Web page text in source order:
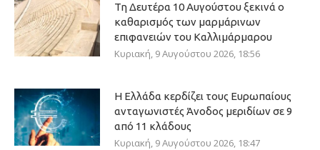
Τη Δευτέρα 10 Αυγούστου ξεκινά ο
καθαρισμός των μαρμάρινων
επιφανειών του Καλλιμάρμαρου
Κυριακή, 9 Αυγούστου 2026, 18:56
Η Ελλάδα κερδίζει τους Ευρωπαίους
ανταγωνιστές Άνοδος μεριδίων σε 9
από 11 κλάδους
Κυριακή, 9 Αυγούστου 2026, 18:47